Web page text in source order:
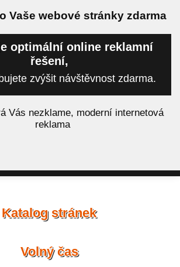
Vaše webové stránky zdarma
optimální online reklamní
řešení,
zvýšit návštěvnost zdarma.
Vás nezklame, moderní internetová
reklama
Katalog stránek
Volný čas